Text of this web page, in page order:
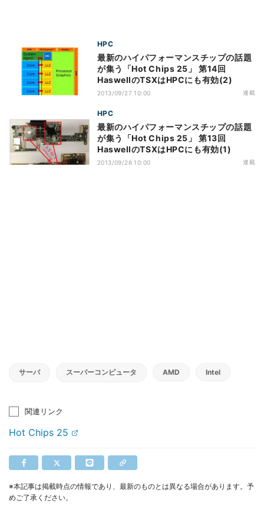
HPC
最新のハイパフォーマンスチップの話題
が集う「Hot Chips 25」 第14回
HaswellのTSXはHPCにも有効(2)
2013/09/27 10:00 連載
HPC
最新のハイパフォーマンスチップの話題
が集う「Hot Chips 25」 第13回
HaswellのTSXはHPCにも有効(1)
2013/09/26 10:00 連載
サーバ スーパーコンピュータ AMD Intel
関連リンク
Hot Chips 25
※本記事は掲載時点の情報であり、最新のものとは異なる場合があります。予
めご了承ください。